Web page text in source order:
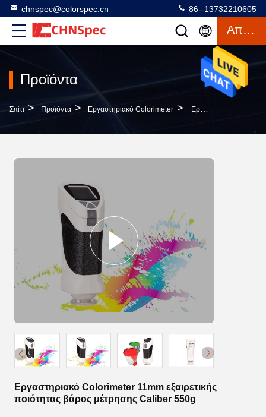
chnspec@colorspec.cn 86--13732210605
Απόσπασμα
Προϊόντα
Σπίτι > Προϊόντα > Εργαστηριακό Colorimeter > Εργαστηριακό Colorimeter 11mm Εξαιρετικής Ποιότητας Βάρος Μέτρησης Caliber 550g
Εργαστηριακό Colorimeter 11mm εξαιρετικής
ποιότητας βάρος μέτρησης Caliber 550g